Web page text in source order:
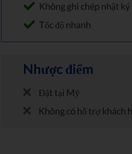
Không ghi chép nhật ký
Tốc độ nhanh
Nhược điểm
Đặt tại Mỹ
Không có hỗ trợ khách